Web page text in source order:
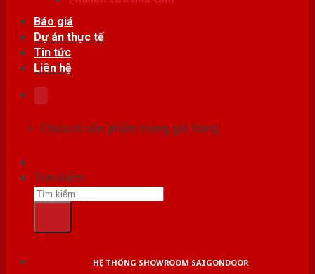
Báo giá
Dự án thực tế
Tin tức
Liên hệ
Chưa có sản phẩm trong giỏ hàng.
Tìm kiếm:
HỆ THỐNG SHOWROOM SAIGONDOOR